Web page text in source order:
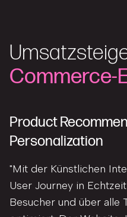
Commerce-
Product
Personalization
"Mit der Künstlichen
User Journey in
Besucher und über alle